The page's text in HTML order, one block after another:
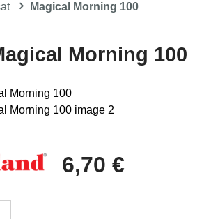
Magical Morning 100
Morning 100
6,70 €